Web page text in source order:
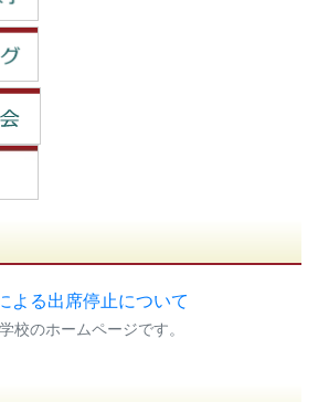
よる出席停止について
校のホームページです。